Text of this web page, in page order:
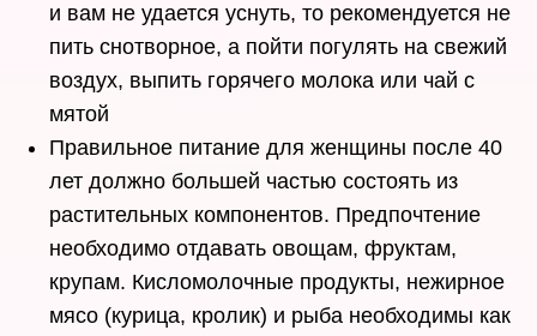
и вам не удается уснуть, то рекомендуется не
пить снотворное, а пойти погулять на свежий
воздух, выпить горячего молока или чай с
мятой
Правильное питание для женщины после 40
лет должно большей частью состоять из
растительных компонентов. Предпочтение
необходимо отдавать овощам, фруктам,
крупам. Кисломолочные продукты, нежирное
мясо (курица, кролик) и рыба необходимы как